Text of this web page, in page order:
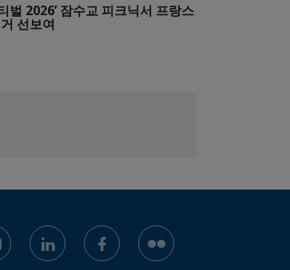
벌 2026’ 잠수교 피크닉서 프랑스
선보여